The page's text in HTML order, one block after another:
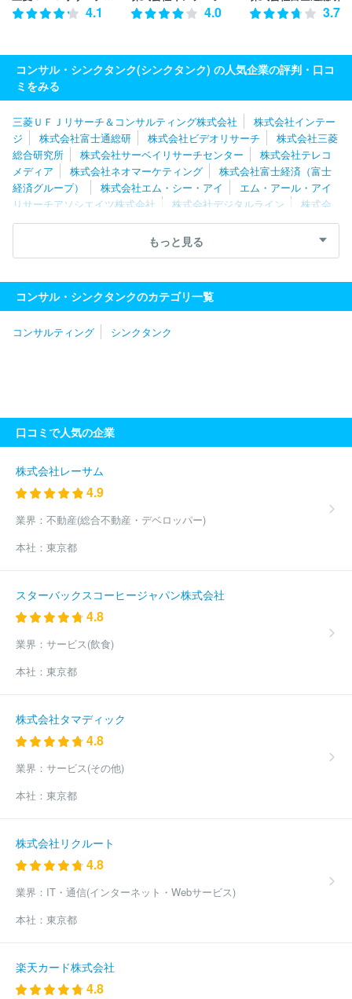
4.1 4.0 3.7
コンサル・シンクタンク(シンクタンク) の人気企業の評判・口コ
ミをみる
三菱ＵＦＪリサーチ＆コンサルティング株式会社
株式会社インテー
ジ
株式会社富士通総研 株式会社ビデオリサーチ
株式会社三菱
総合研究所
株式会社サーベイリサーチセンター
株式会社テレコ
メディア
株式会社ネオマーケティング
株式会社富士経済（富士
経済グループ）
株式会社エム・シー・アイ
エム・アール・アイ
リサーチアソシエイツ株式会社
株式会社デジタルライン
株式会
社富士キメラ総研（富士経済グループ）
株式会社綜合企画
株式
一般財団法人建設物価調査会
株式会社大
和総研
グフォースジャパン
株式会社プロフィット・ラボラトリー
株式
会社綜合キャリアトラスト
株式会社農林中金総合研究所
有限会社
エイジスリサーチ・アンド・コンサルティング株式会社
もっと見る
コンサル・シンクタンクのカテゴリ一覧
コンサルティング シンクタンク
口コミで人気の企業
株式会社レーサム
4.9
業界： 不動産(総合不動産・デベロッパー)
本社： 東京都
スターバックスコーヒージャパン株式会社
4.8
業界： サービス(飲食)
本社： 東京都
株式会社タマディック
4.8
業界： サービス(その他)
本社： 東京都
株式会社リクルート
4.8
業界： IT・通信(インターネット・Webサービス)
本社： 東京都
楽天カード株式会社
4.8